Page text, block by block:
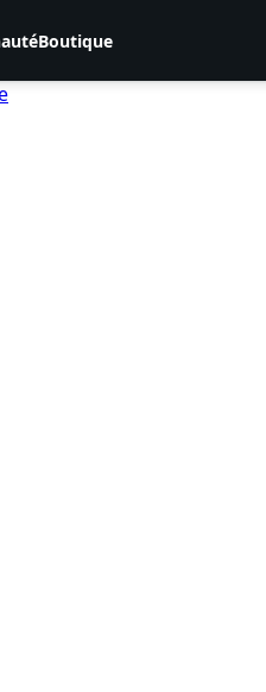
Boutique